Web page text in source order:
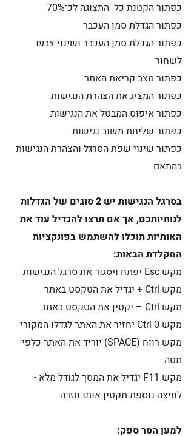
כפתור הקטנת כל התצוגה לכ־70%
כפתור הגדלת סמן העכבר
כפתור הגדלת סמן העכבר ושינוי צבעו
לשחור
כפתור מצב קריאת האתר
כפתור המציג את הצהרת הנגישות
כפתור איפוס המבטל את הנגישות
כפתור שליחת משוב נגישות
כפתור שינוי שפת הסרגל והצהרת הנגישות
בהתאם
בסרגל הנגישות יש 2 סוגים של הגדלות
לנוחיותכם, אך אם תרצו להגדיל עוד את
האותיות תוכלו להשתמש בפונקציות
המקלדת הבאות:
מקש Esc יפתח ויסגור את סרגל הנגישות
מקש Ctrl + יגדיל את הטקסט באתר
מקש Ctrl – יקטין את הטקסט באתר
מקש Ctrl 0 יחזיר את האתר לגדלו המקורי
מקש רווח (SPACE) יוריד את האתר כלפי
מטה.
מקש F11 יגדיל את המסך לגודל מלא -
לחיצה נוספת תקטין אותו חזרה.
למען הסר ספק: